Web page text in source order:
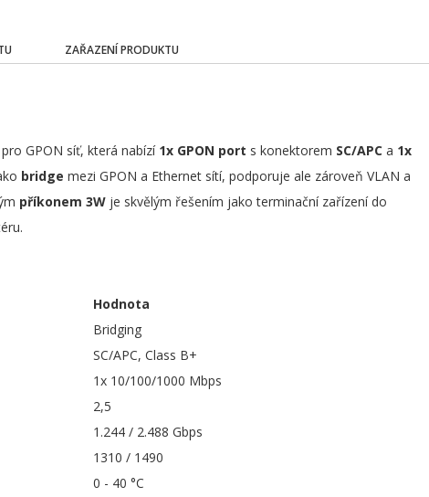
ZAŘAZENÍ PRODUKTU
pro GPON síť, která nabízí 1x GPON port s konektorem SC/APC a 1x
bridge mezi GPON a Ethernet sítí, podporuje ale zároveň VLAN a
příkonem 3W je skvělým řešením jako terminační zařízení do
Hodnota
Bridging
SC/APC, Class B+
1x 10/100/1000 Mbps
2,5
1.244 / 2.488 Gbps
1310 / 1490
0 - 40 °C